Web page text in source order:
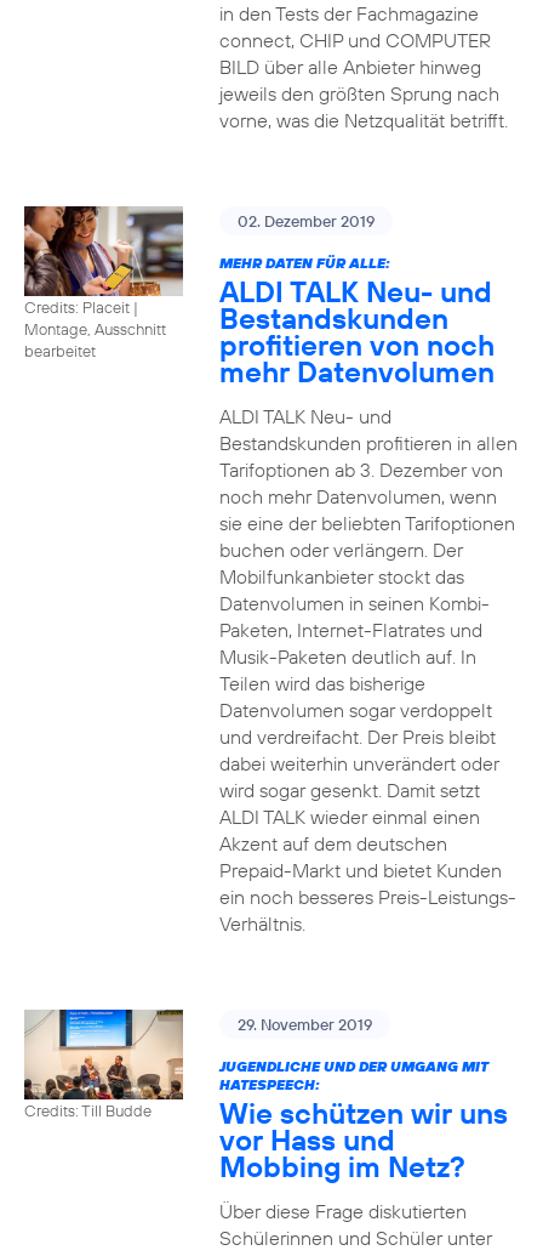
in den Tests der Fachmagazine
connect, CHIP und COMPUTER
BILD über alle Anbieter hinweg
jeweils den größten Sprung nach
vorne, was die Netzqualität betrifft.
Credits: Placeit |
Montage, Ausschnitt
bearbeitet
02. Dezember 2019
MEHR DATEN FÜR ALLE:
ALDI TALK Neu- und
Bestandskunden
profitieren von noch
mehr Datenvolumen
ALDI TALK Neu- und
Bestandskunden profitieren in allen
Tarifoptionen ab 3. Dezember von
noch mehr Datenvolumen, wenn
sie eine der beliebten Tarifoptionen
buchen oder verlängern. Der
Mobilfunkanbieter stockt das
Datenvolumen in seinen Kombi-
Paketen, Internet-Flatrates und
Musik-Paketen deutlich auf. In
Teilen wird das bisherige
Datenvolumen sogar verdoppelt
und verdreifacht. Der Preis bleibt
dabei weiterhin unverändert oder
wird sogar gesenkt. Damit setzt
ALDI TALK wieder einmal einen
Akzent auf dem deutschen
Prepaid-Markt und bietet Kunden
ein noch besseres Preis-Leistungs-
Verhältnis.
Credits: Till Budde
29. November 2019
JUGENDLICHE UND DER UMGANG MIT
HATESPEECH:
Wie schützen wir uns
vor Hass und
Mobbing im Netz?
Über diese Frage diskutierten
Schülerinnen und Schüler unter